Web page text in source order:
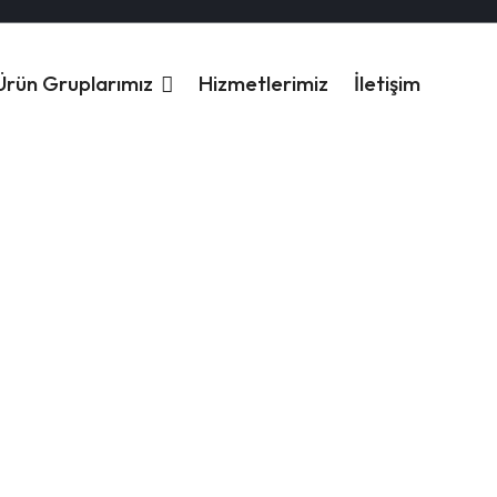
Gruplarımız Hizmetlerimiz İletişim